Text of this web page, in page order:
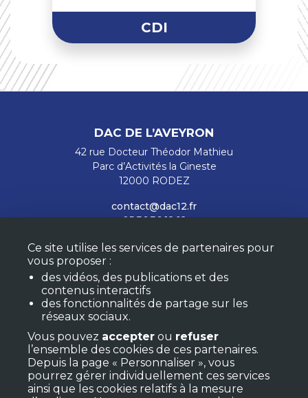
CDI
DAC DE L’AVEYRON
42 rue Docteur Théodor Mathieu
Parc d’Activités la Gineste
12000 RODEZ
contact@dac12.fr
05 36 36 12 12
Nous contacter
Mentions légales
Confidentialité et cookies
RESTEZ INFORMÉS
M'ABONNER À LA NEWSLETTER
Ce site utilise les services de partenaires pour
vous proposer :
des vidéos, des publications et des
contenus interactifs
des fonctionnalités de partage sur les
réseaux sociaux.
Vous pouvez accepter ou refuser
l’ensemble des cookies de ces partenaires.
Depuis la page « Personnaliser », vous
pourrez gérer individuellement ces services
ainsi que les cookies relatifs à la mesure